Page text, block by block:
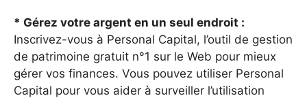
* Gérez votre argent en un seul endroit :
Inscrivez-vous à Personal Capital, l’outil de gestion
de patrimoine gratuit n°1 sur le Web pour mieux
gérer vos finances. Vous pouvez utiliser Personal
Capital pour vous aider à surveiller l’utilisation